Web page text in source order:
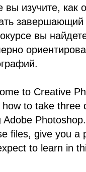
вы изучите, как
вы
to Creative
how to take
Adobe
files, give you a
to learn in